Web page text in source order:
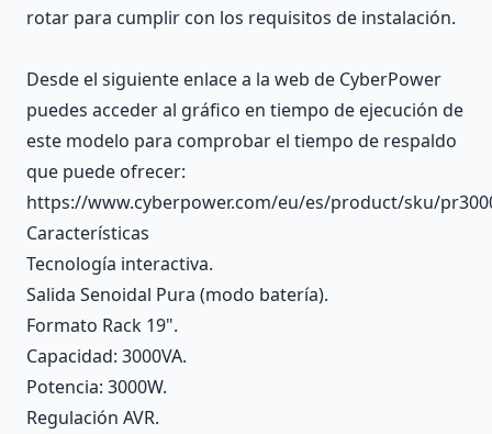
rotar para cumplir con los requisitos de instalación.
Desde el siguiente enlace a la web de CyberPower
puedes acceder al gráfico en tiempo de ejecución de
este modelo para comprobar el tiempo de respaldo
que puede ofrecer:
https://www.cyberpower.com/eu/es/product/sku/
Características
Tecnología interactiva.
Salida Senoidal Pura (modo batería).
Formato Rack 19".
Capacidad: 3000VA.
Potencia: 3000W.
Regulación AVR.